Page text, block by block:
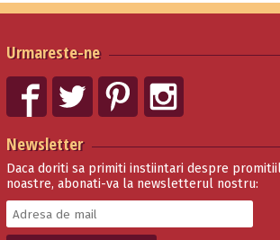
Urmareste-ne
Newsletter
Daca doriti sa primiti instiintari despre
noastre, abonati-va la newsletterul nostru: